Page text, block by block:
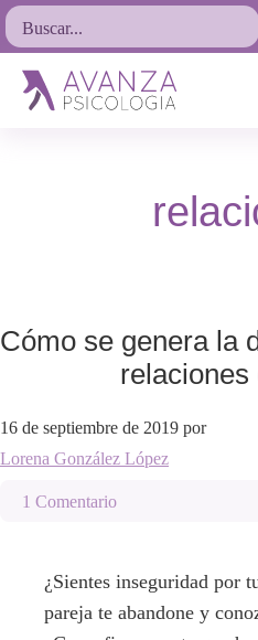
Saltar
a
navegación
Saltar
al
contenido
principal
Saltar
al
pie
Buscar...
Cómo se genera la
relaciones
16 de septiembre de 2019 por
Lorena González López
1 Comentario
¿Sientes inseguridad por
pareja te abandone y